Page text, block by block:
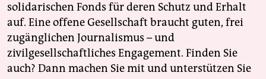
solidarischen Fonds für deren Schutz und Erhalt
auf. Eine offene Gesellschaft braucht guten, frei
zugänglichen Journalismus – und
zivilgesellschaftliches Engagement. Finden Sie
auch? Dann machen Sie mit und unterstützen Sie